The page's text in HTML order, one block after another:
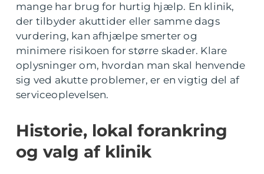
mange har brug for hurtig hjælp. En klinik,
der tilbyder akuttider eller samme dags
vurdering, kan afhjælpe smerter og
minimere risikoen for større skader. Klare
oplysninger om, hvordan man skal henvende
sig ved akutte problemer, er en vigtig del af
serviceoplevelsen.
Historie, lokal forankring
og valg af klinik